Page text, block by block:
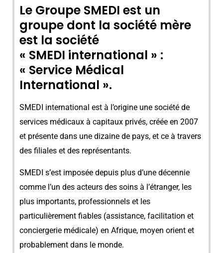
Le Groupe SMEDI est un
groupe dont la société mère
est la société
« SMEDI international » :
« Service Médical
International ».
SMEDI international est à l’origine une société de
services médicaux à capitaux privés, créée en 2007
et présente dans une dizaine de pays, et ce à travers
des filiales et des représentants.
SMEDI s’est imposée depuis plus d’une décennie
comme l’un des acteurs des soins à l’étranger, les
plus importants, professionnels et les
particulièrement fiables (assistance, facilitation et
conciergerie médicale) en Afrique, moyen orient et
probablement dans le monde.